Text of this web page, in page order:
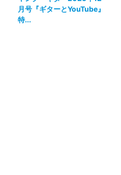
月号『ギターとYouTube』
特...